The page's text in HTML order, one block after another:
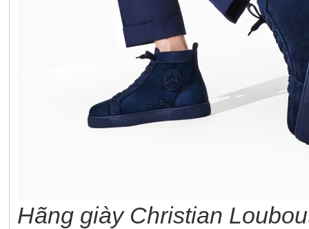
Hãng giày Christian